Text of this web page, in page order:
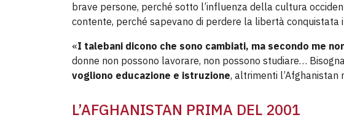
brave persone, perché sotto l’influenza della cultura
contente, perché sapevano di perdere la libertà conquistata
«I talebani dicono che sono cambiati, ma secondo me
donne non possono lavorare, non possono studiare…
vogliono educazione e istruzione, altrimenti l’Afghanistan
L’AFGHANISTAN PRIMA DEL 2001